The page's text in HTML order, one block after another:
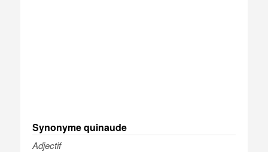
Synonyme quinaude
Adjectif